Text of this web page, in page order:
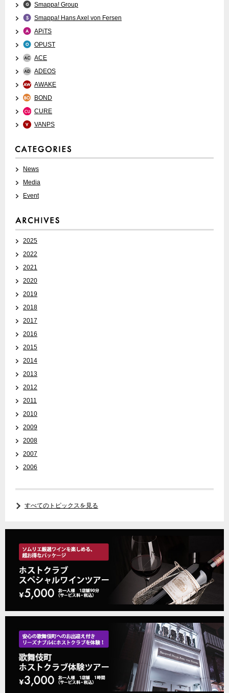
Smappa! Group
Smappa! Hans Axel von Fersen
APiTS
OPUST
ACE
ADEOS
AWAKE
BOND
CURE
VANPS
News
Media
Event
2025
2022
2021
2020
2019
2018
2017
2016
2015
2014
2013
2012
2011
2010
2009
2008
2007
2006
すべてのトピックスを見る